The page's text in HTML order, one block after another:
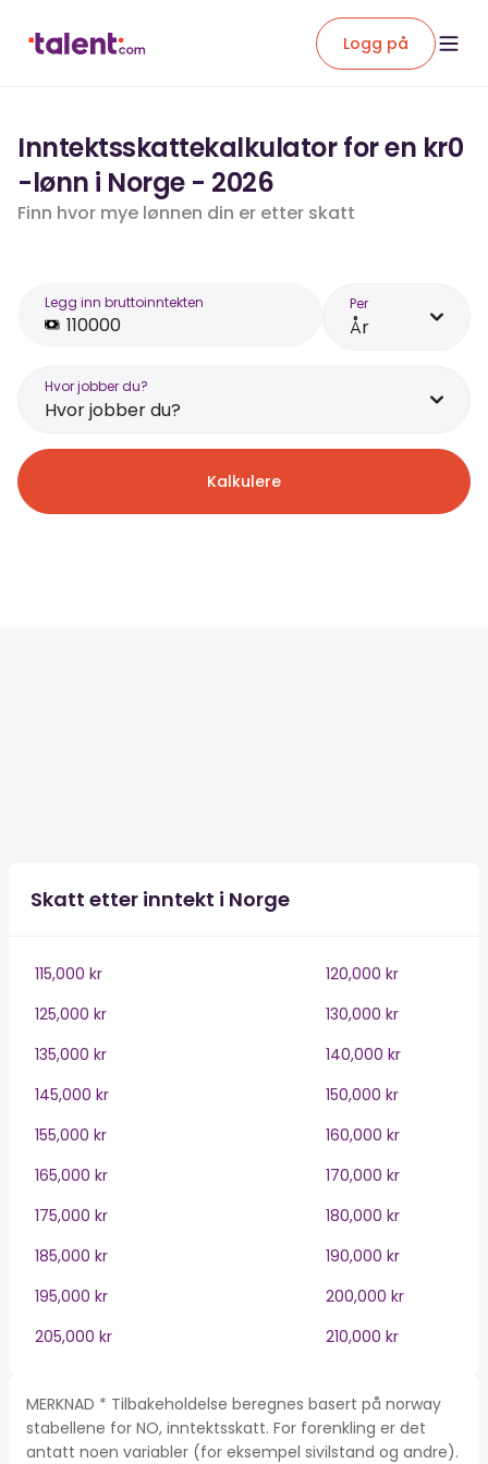
Logg på
Inntektsskattekalkulator for en kr0
-lønn i Norge - 2026
Finn hvor mye lønnen din er etter skatt
Legg inn bruttoinntekten Per
År
Hvor jobber du?
Hvor jobber du?
Kalkulere
Skatt etter inntekt i Norge
115,000 kr
120,000 kr
125,000 kr
130,000 kr
135,000 kr
140,000 kr
145,000 kr
150,000 kr
155,000 kr
160,000 kr
165,000 kr
170,000 kr
175,000 kr
180,000 kr
185,000 kr
190,000 kr
195,000 kr
200,000 kr
205,000 kr
210,000 kr
MERKNAD * Tilbakeholdelse beregnes basert på norway
stabellene for NO, inntektsskatt. For forenkling er det
antatt noen variabler (for eksempel sivilstand og andre).